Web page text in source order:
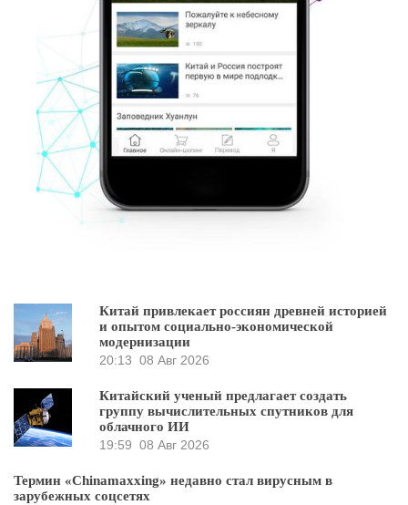
Китай привлекает россиян древней историей
и опытом социально-экономической
модернизации
20:13 08 Авг 2026
Китайский ученый предлагает создать
группу вычислительных спутников для
облачного ИИ
19:59 08 Авг 2026
Термин «Chinamaxxing» недавно стал вирусным в
зарубежных соцсетях